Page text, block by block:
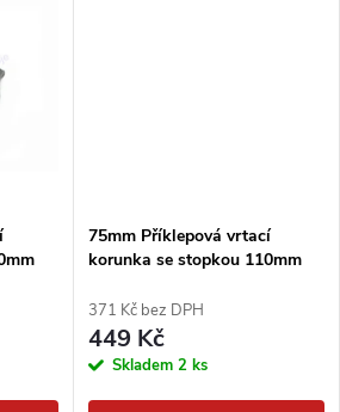
75mm Příklepová vrtací
korunka se stopkou 110mm
371 Kč bez DPH
449 Kč
Skladem 2 ks